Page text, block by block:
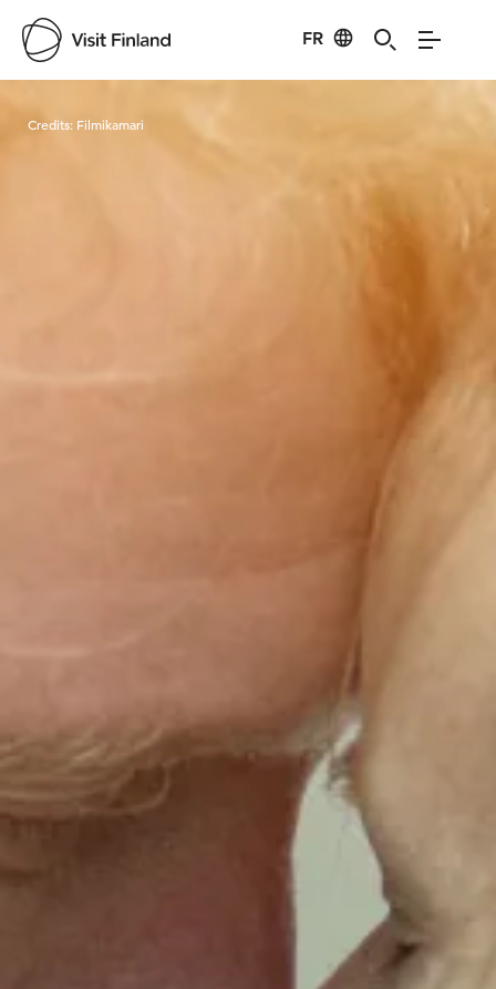
FR
Visit Finland
Credits: Filmikamari